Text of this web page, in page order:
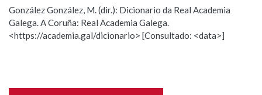
BUSCAR NO CONTIDO
Nas definicións
Nome
González González, M. (dir.): Dicionario da Real Academia
Galega. A Coruña: Real Academia Galega.
<https://academia.gal/dicionario> [Consultado: <data>]